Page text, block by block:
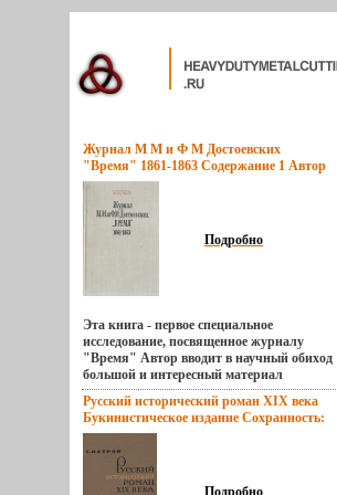
Журнал М М и Ф М Достоевских
"Время" 1861-1863 Содержание 1 Автор
Вера Нечаева инфо 4578z.
Подробно
Эта книга - первое специальное
исследование, посвященное журналу
"Время" Автор вводит в научный обиход
большой и интересный материал
Деятельность журнала рассматривается в
тесной связи с политическбькуной и
литературной борьбой того времени В
ФМДостоевского в журнале "Время" как
писателя и редактора Что внутри?
Содержание 1 Автор Вера Нечаева.
Русский исторический роман XIX века
Букинистическое издание Сохранность:
Хорошая Издательство: Художественная
литература Москва, 1964 г Твердый
переплет, 438 стр Тираж: 9000 экз
Формат: 84x108/32 (~130х205 мм) инфо
Подробно